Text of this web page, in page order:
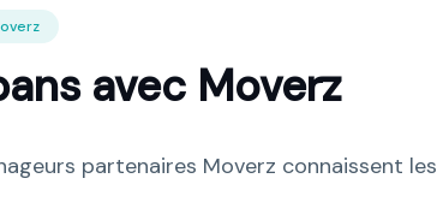
avec Moverz
partenaires Moverz connaissent les